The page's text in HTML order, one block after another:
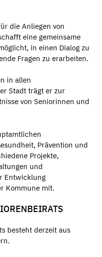
die Anliegen von
eine gemeinsame
in einen Dialog zu
Fragen zu erarbeiten.
in allen
Stadt trägt er zur
von Seniorinnen und
Prävention und
Projekte,
und
Entwicklung
Kommune mit.
besteht derzeit aus